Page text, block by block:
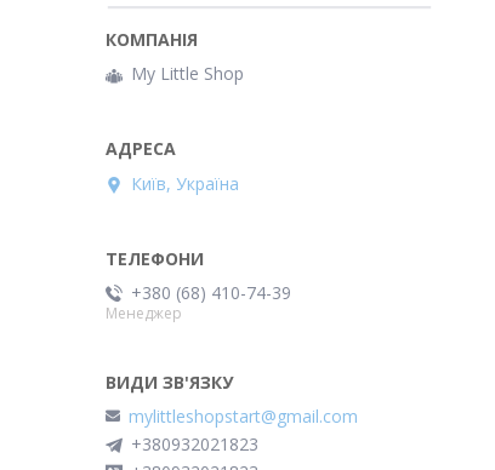
My Little Shop
Київ, Україна
+380 (68) 410-74-39
Менеджер
mylittleshopstart@gmail.com
+380932021823